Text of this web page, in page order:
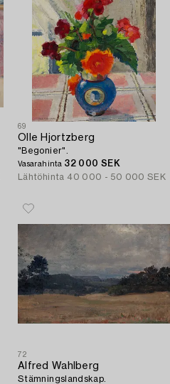
69
Olle Hjortzberg
"Begonier".
Vasarahinta 32 000 SEK
Lähtöhinta 40 000 - 50 000 SEK
72
Alfred Wahlberg
Stämningslandskap.